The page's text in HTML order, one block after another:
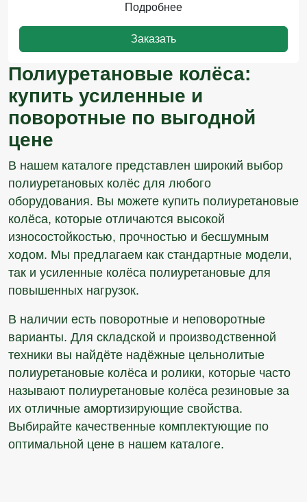
Подробнее
Заказать
Полиуретановые колёса:
купить усиленные и
поворотные по выгодной
цене
В нашем каталоге представлен широкий выбор
полиуретановых колёс для любого
оборудования. Вы можете купить полиуретановые
колёса, которые отличаются высокой
износостойкостью, прочностью и бесшумным
ходом. Мы предлагаем как стандартные модели,
так и усиленные колёса полиуретановые для
повышенных нагрузок.
В наличии есть поворотные и неповоротные
варианты. Для складской и производственной
техники вы найдёте надёжные цельнолитые
полиуретановые колёса и ролики, которые часто
называют полиуретановые колёса резиновые за
их отличные амортизирующие свойства.
Выбирайте качественные комплектующие по
оптимальной цене в нашем каталоге.